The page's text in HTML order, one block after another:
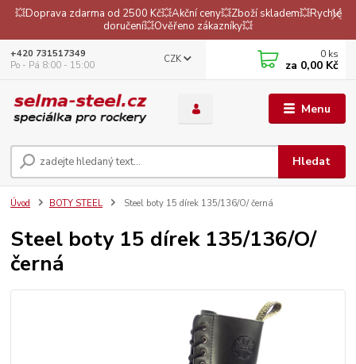
💥Doprava zdarma od 2500 Kč💥Akční ceny💥Zboží skladem💥Rychlé
doručení💥Ověřeno zákazníky💥
Menu
CZK
Hledat
+420 731517349
Po - Pá 8:00 - 15:00
0 ks
za 0,00 Kč
Úvod BOTY STEEL Steel boty 15 dírek 135/136/O/ černá
Steel boty 15 dírek 135/136/O/
černá